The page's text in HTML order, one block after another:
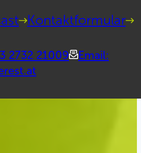
Kontaktformular
2732 21009
Email: